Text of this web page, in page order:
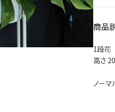
商品
1段花
高さ
ノーマ